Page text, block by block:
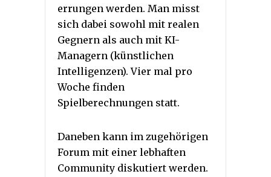
errungen werden. Man misst
sich dabei sowohl mit realen
Gegnern als auch mit KI-
Managern (künstlichen
Intelligenzen). Vier mal pro
Woche finden
Spielberechnungen statt.
Daneben kann im zugehörigen
Forum mit einer lebhaften
Community diskutiert werden.